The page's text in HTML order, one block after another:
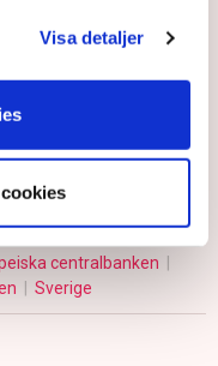
Visa detaljer
Reserve (Fed) –
centralbanken
Sverige